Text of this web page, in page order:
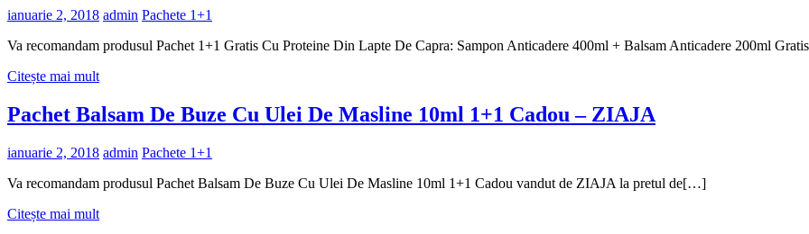
ianuarie 2, 2018 admin Pachete 1+1
Va recomandam produsul Pachet 1+1 Gratis Cu Proteine Din Lapte De Capra: Sampon Anticadere 400ml + Balsam Anticadere 200ml
Citește mai mult
Pachet Balsam De Buze Cu Ulei De Masline 10ml 1+1 Cadou – ZIAJA
ianuarie 2, 2018 admin Pachete 1+1
Va recomandam produsul Pachet Balsam De Buze Cu Ulei De Masline 10ml 1+1 Cadou vandut de ZIAJA la pretul de[…]
Citește mai mult